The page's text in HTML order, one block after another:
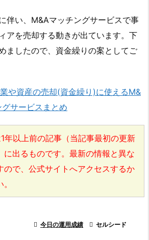
伴い、M&Aマッチングサービスで事
アを売却する動きが出ています。下
ましたので、資金繰りの案としてご
や資産の売却(資金繰り)に使えるM&
サービスまとめ
年以上前の記事（当記事最初の更新
に出るものです。最新の情報と異な
ので、公式サイトへアクセスするか
 今日の運用成績  セルシード